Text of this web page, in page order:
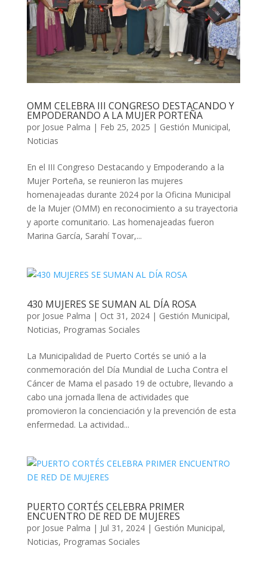
OMM CELEBRA III CONGRESO DESTACANDO Y
EMPODERANDO A LA MUJER PORTEÑA
por Josue Palma | Feb 25, 2025 | Gestión Municipal,
Noticias
En el III Congreso Destacando y Empoderando a la
Mujer Porteña, se reunieron las mujeres
homenajeadas durante 2024 por la Oficina Municipal
de la Mujer (OMM) en reconocimiento a su trayectoria
y aporte comunitario. Las homenajeadas fueron
Marina García, Sarahí Tovar,...
430 MUJERES SE SUMAN AL DÍA ROSA
por Josue Palma | Oct 31, 2024| Gestión Municipal,
Noticias, Programas Sociales
La Municipalidad de Puerto Cortés se unió a la
conmemoración del Día Mundial de Lucha Contra el
Cáncer de Mama el pasado 19 de octubre, llevando a
cabo una jornada llena de actividades que
promovieron la concienciación y la prevención de esta
enfermedad. La actividad...
PUERTO CORTÉS CELEBRA PRIMER
ENCUENTRO DE RED DE MUJERES
por Josue Palma | Jul 31, 2024| Gestión Municipal,
Noticias, Programas Sociales